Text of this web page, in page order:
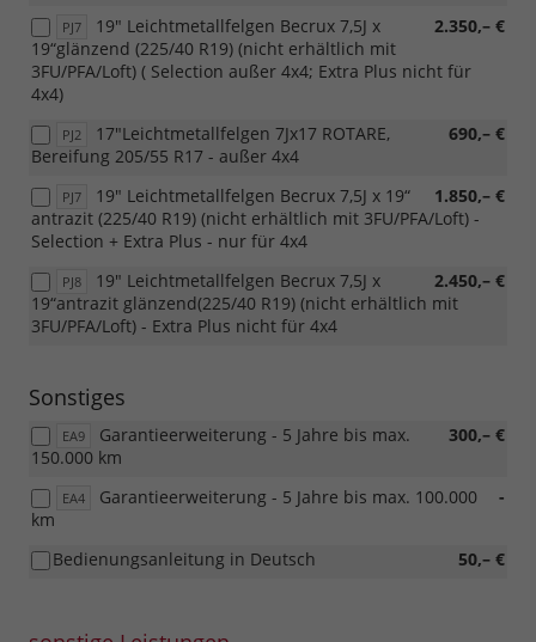
PJ7 2.350,– €
19" Leichtmetallfelgen Becrux 7,5J x
19“glänzend (225/40 R19) (nicht erhältlich mit
3FU/PFA/Loft) ( Selection außer 4x4; Extra Plus nicht für
4x4)
PJ2 690,– €
17"Leichtmetallfelgen 7Jx17 ROTARE,
Bereifung 205/55 R17 - außer 4x4
PJ7 1.850,– €
19" Leichtmetallfelgen Becrux 7,5J x 19“
antrazit (225/40 R19) (nicht erhältlich mit 3FU/PFA/Loft) -
Selection + Extra Plus - nur für 4x4
PJ8 2.450,– €
19" Leichtmetallfelgen Becrux 7,5J x
19“antrazit glänzend(225/40 R19) (nicht erhältlich mit
3FU/PFA/Loft) - Extra Plus nicht für 4x4
Sonstiges
EA9 300,– €
Garantieerweiterung - 5 Jahre bis max.
150.000 km
EA4 -
Garantieerweiterung - 5 Jahre bis max. 100.000
km
50,– €
Bedienungsanleitung in Deutsch